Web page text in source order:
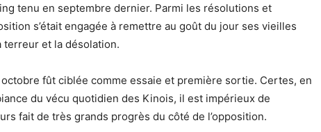
tenu en septembre dernier. Parmi les résolutions et
s’était engagée à remettre au goût du jour ses vieilles
et la désolation.
fût ciblée comme essaie et première sortie. Certes, en
du vécu quotidien des Kinois, il est impérieux de
fait de très grands progrès du côté de l’opposition.